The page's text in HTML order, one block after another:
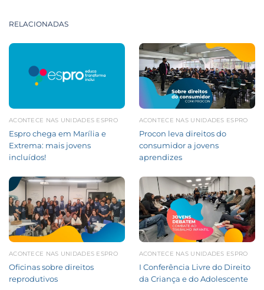
RELACIONADAS
ACONTECE NAS UNIDADES ESPRO
Espro chega em Marília e
Extrema: mais jovens
incluídos!
ACONTECE NAS UNIDADES ESPRO
Procon leva direitos do
consumidor a jovens
aprendizes
ACONTECE NAS UNIDADES ESPRO
Oficinas sobre direitos
reprodutivos
ACONTECE NAS UNIDADES ESPRO
I Conferência Livre do Direito
da Criança e do Adolescente